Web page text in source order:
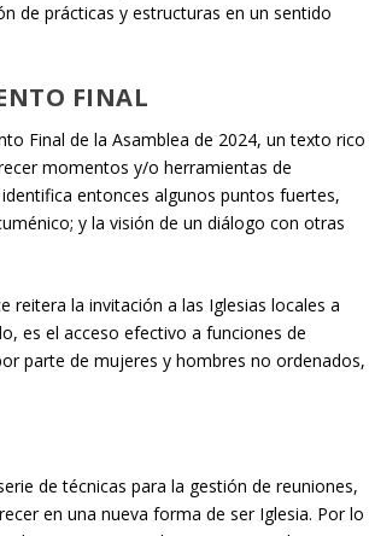
de prácticas y estructuras en un sentido
FINAL
Final de la Asamblea de 2024, un texto rico
momentos y/o herramientas de
identifica entonces algunos puntos fuertes,
y la visión de un diálogo con otras
reitera la invitación a las Iglesias locales a
es el acceso efectivo a funciones de
parte de mujeres y hombres no ordenados,
de técnicas para la gestión de reuniones,
en una nueva forma de ser Iglesia. Por lo